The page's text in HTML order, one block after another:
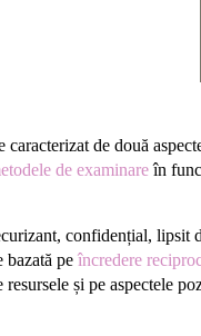
caracterizat de două
de examinareîn
confidențial,
bazată peîncredere
și pe aspectele